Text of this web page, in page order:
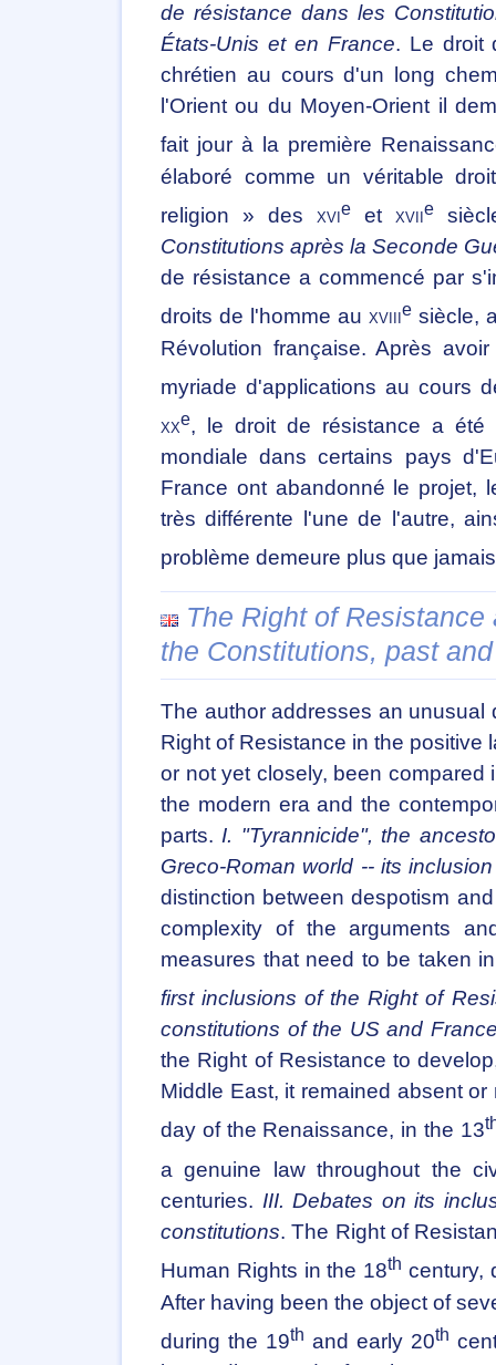
de résistance dans les
États-Unis et en France. Le droit
chrétien au cours d'un long
l'Orient ou du Moyen-Orient il
fait jour à la première
élaboré comme un véritable
religion » des xvie et xviie
Constitutions après la Seconde
de résistance a commencé par
droits de l'homme auxviiie siècle,
Révolution française. Après
myriade d'applications au cours
xxe, le droit de résistance a été
mondiale dans certains pays
France ont abandonné le projet,
très différente l'une de l'autre,
problème demeure plus que
The Right of
the Constitutions, past
The author addresses an unusual
Right of Resistance in the positive
or not yet closely, been compared
the modern era and the
parts. I. "Tyrannicide", the
Greco-Roman world -- its
distinction between despotism
complexity of the arguments
measures that need to be taken
first inclusions of the Right of
constitutions of the US and
the Right of Resistance to
Middle East, it remained absent
day of the Renaissance, in the 13
a genuine law throughout the
centuries. III. Debates on its
constitutions. The Right of
Human Rights in the 18th century,
After having been the object of
during the 19th and early 20th